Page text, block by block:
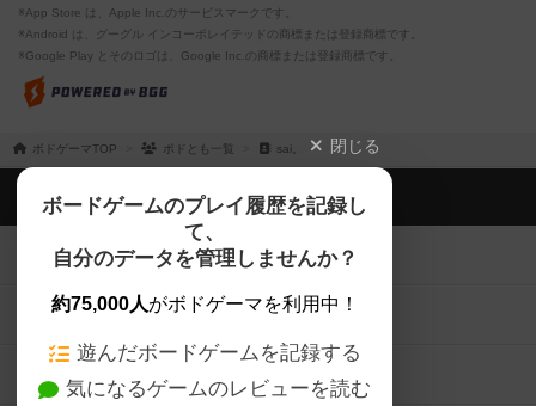
※App Store は、Apple Inc.のサービスマークです。
※Android は、グーグル インコーポレイテッドの商標または登録商標です。
※Google Play とそのロゴは、Google Inc.の商標または登録商標です。
ボドゲーマTOP ボドとも一覧 sai。 閉じる
ボードゲームのプレイ履歴を記録し
て、
自分のデータを管理しませんか？
約75,000人がボドゲーマを利用中！
遊んだボードゲームを記録する
気になるゲームのレビューを読む
ボドゲーマTOP
ボードゲームを検索する
ボードゲームの新着レビュー
ボードゲーム会情報